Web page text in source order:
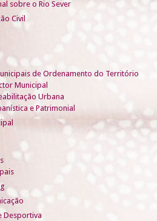
sobre o Rio Sever
Civil
de Ordenamento do Território
Municipal
Urbana
e Patrimonial
Desportiva